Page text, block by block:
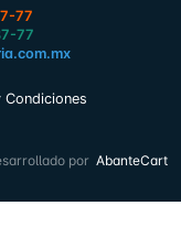
77
77
por AbanteCart